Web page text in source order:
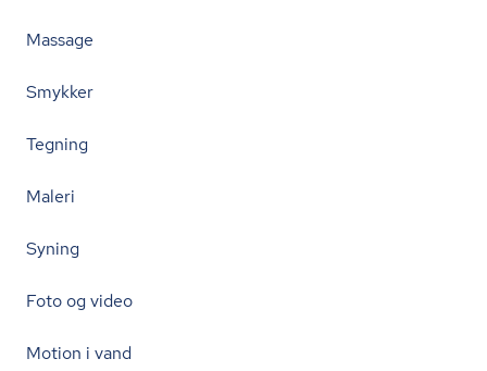
Massage
Smykker
Tegning
Maleri
Syning
Foto og video
Motion i vand